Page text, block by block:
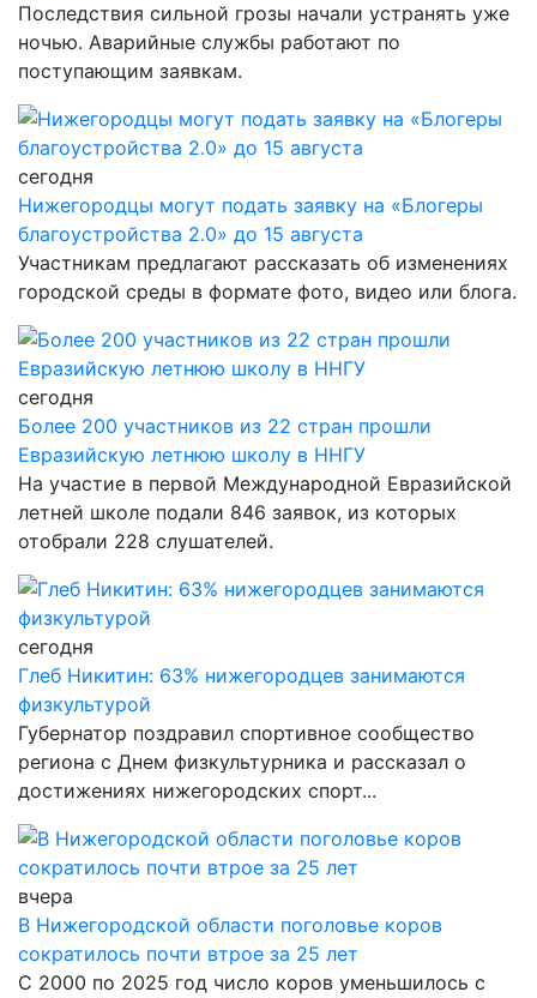
Последствия сильной грозы начали устранять уже
ночью. Аварийные службы работают по
поступающим заявкам.
сегодня
Нижегородцы могут подать заявку на «Блогеры
благоустройства 2.0» до 15 августа
Участникам предлагают рассказать об изменениях
городской среды в формате фото, видео или блога.
сегодня
Более 200 участников из 22 стран прошли
Евразийскую летнюю школу в ННГУ
На участие в первой Международной Евразийской
летней школе подали 846 заявок, из которых
отобрали 228 слушателей.
сегодня
Глеб Никитин: 63% нижегородцев занимаются
физкультурой
Губернатор поздравил спортивное сообщество
региона с Днем физкультурника и рассказал о
достижениях нижегородских спорт...
вчера
В Нижегородской области поголовье коров
сократилось почти втрое за 25 лет
С 2000 по 2025 год число коров уменьшилось с